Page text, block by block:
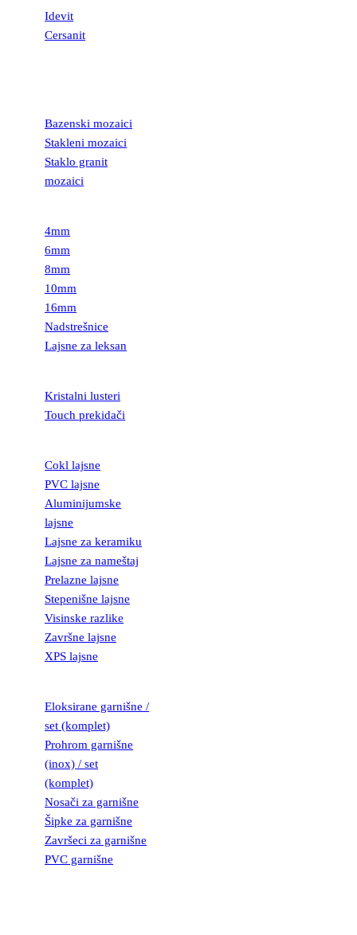
Idevit
Cersanit
Bazenski mozaici
Stakleni mozaici
Staklo granit
mozaici
4mm
6mm
8mm
10mm
16mm
Nadstrešnice
Lajsne za leksan
Kristalni lusteri
Touch prekidači
Cokl lajsne
PVC lajsne
Aluminijumske
lajsne
Lajsne za keramiku
Lajsne za nameštaj
Prelazne lajsne
Stepenišne lajsne
Visinske razlike
Završne lajsne
XPS lajsne
Eloksirane garnišne /
set (komplet)
Prohrom garnišne
(inox) / set
(komplet)
Nosači za garnišne
Šipke za garnišne
Završeci za garnišne
PVC garnišne